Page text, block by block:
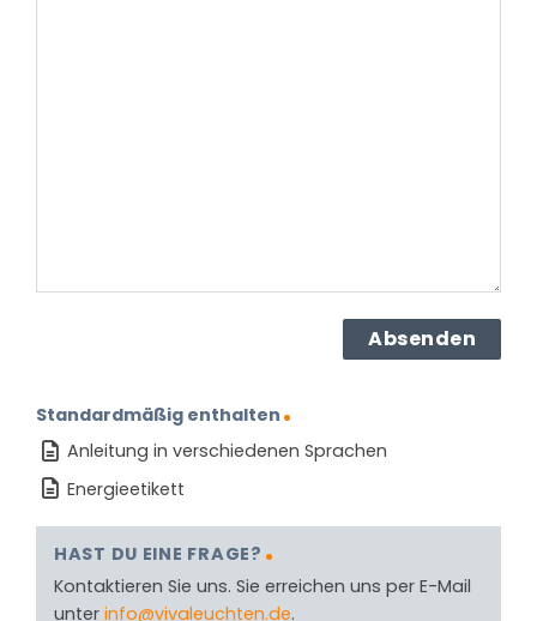
Standardmäßig enthalten
Anleitung in verschiedenen Sprachen
Energieetikett
HAST DU EINE FRAGE?
Kontaktieren Sie uns. Sie erreichen uns per E-Mail
unter info@vivaleuchten.de.